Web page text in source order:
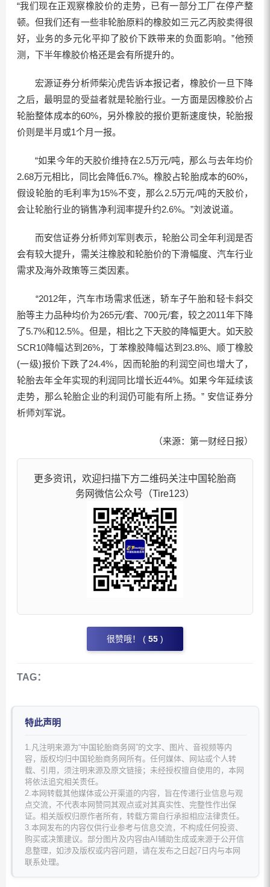
“我们现在正观察橡胶价的走势，已有一部分工厂在停产整
顿。但我们还有一些非轮胎原料的橡胶如三元乙丙胶卖得很
好，业务的多元化平抑了胶价下跌带来的负面影响。”他预
测，下半年橡胶价格还是会有所提升的。
宏源证券分析师柴沁虎告诉本报记者，橡胶价一旦下降
之后，最明显的受益者就是轮胎行业。一方面是因橡胶价占
轮胎整体成本的60%，另外橡胶的报价更新速度快，轮胎报
价则是半月或1个月一报。
“如果今年的天胶价维持在2.5万元/吨，那么与去年均价
2.68万元相比，同比会降低6.7%。橡胶占轮胎成本的60%，
假设轮胎的毛利率为15%不变，那么2.5万元/吨的天胶价，
会让轮胎行业的销售净利润率提升约2.6%。”刘波说道。
而安信证券分析师刘军则表示，轮胎公司全年利润是否
会有较大提升，需关注橡胶和轮胎价的下滑幅度、汽车行业
需求及海外政策等三类因素。
“2012年，汽车市场需求低迷，轿车子午胎和轻卡斜交
胎等主力品种均价为265元/套、700元/套，较之2011年下降
了5.7%和12.5%。但是，相比之下天胶的降幅更大。如天胶
SCR10降幅达到26%，丁苯橡胶降幅达到23.8%、顺丁橡胶
(一级)报价下跌了24.4%，因而轮胎的利润空间也增大了，
轮胎去年全年实现的利润同比增长近44%。如果今年延续该
走势，那么轮胎企业的利润仍可能有所上扬。” 安信证券分
析师刘军说。
（来源：第一财经日报）
更多资讯，欢迎扫描下方二维码关注中国轮胎商
务网微信公众号（Tire123）
很赞哦！ ( 55 )
TAG：
特此声明
1.凡注明来源为“中国轮胎商务网”的文字、图片、音视频等内
容，版权均归中国轮胎商务网所有。任何媒体、网站或个人转
载、引用，须注明来源及原文链接；未经授权擅自使用的，本网
将依法追究相关责任。
2.本网转载其他媒体或公开渠道的内容，旨在传递行业信息与观
点交流，不代表本网赞同其观点或对其真实性、完整性作出保
证。相关版权归原作者所有，转载方需自行承担相应法律责任。
3.本网发布的内容仅供行业参考与信息交流，不构成任何投资、
购买或决策建议。部分图片及内容由AI辅助生成或来源于公开信
息整理，如涉及版权或内容问题，请在发布之日起7日内与本网
联系处理。